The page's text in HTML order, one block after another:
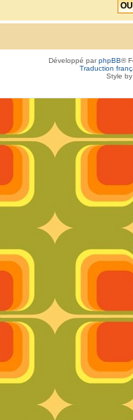
Développé parphpBB®
Traduction
Style by